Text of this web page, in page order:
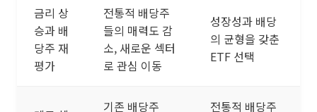
금리 상
승과 배
당주 재
평가
전통적 배당주
들의 매력도 감
소, 새로운 섹터
로 관심 이동
성장성과 배당
의 균형을 갖춘
ETF 선택
기존 배당주
전통적 배당주